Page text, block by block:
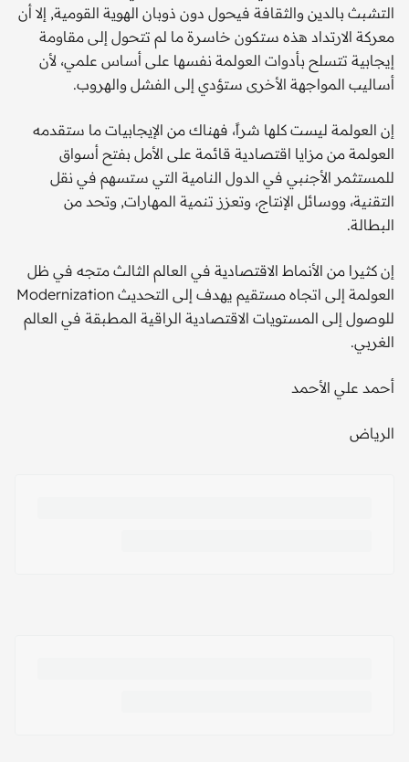
التشبث بالدين والثقافة فيحول دون ذوبان الهوية القومية, إلا أن
معركة الارتداد هذه ستكون خاسرة ما لم تتحول إلى مقاومة
إيجابية تتسلح بأدوات العولمة نفسها على أساس علمي، لأن
أساليب المواجهة الأخرى ستؤدي إلى الفشل والهروب.
إن العولمة ليست كلها شراً، فهناك من الإيجابيات ما ستقدمه
العولمة من مزايا اقتصادية قائمة على الأمل بفتح أسواق
للمستثمر الأجنبي في الدول النامية التي ستسهم في نقل
التقنية، ووسائل الإنتاج، وتعزز تنمية المهارات, وتحد من
البطالة.
إن كثيرا من الأنماط الاقتصادية في العالم الثالث متجه في ظل
العولمة إلى اتجاه مستقيم يهدف إلى التحديث Modernization
للوصول إلى المستويات الاقتصادية الراقية المطبقة في العالم
الغربي.
أحمد علي الأحمد
الرياض